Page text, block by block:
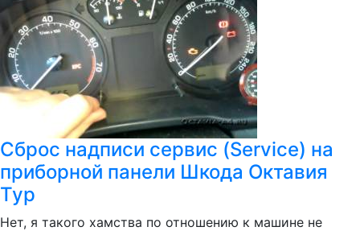
Сброс надписи сервис (Service) на
приборной панели Шкода Октавия
Тур
Нет, я такого хамства по отношению к машине не